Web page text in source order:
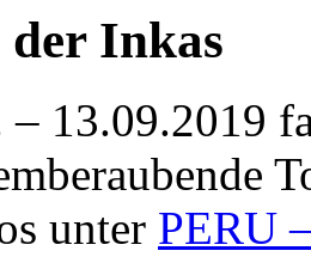
Inkas
13.09.2019
unter PERU